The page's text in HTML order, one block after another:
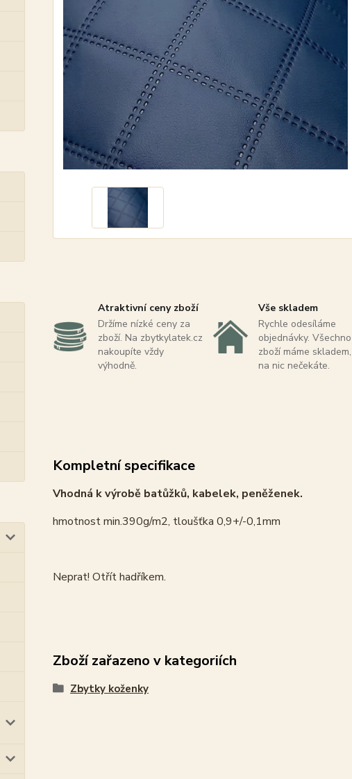
Atraktivní ceny zboží
Držíme nízké ceny za
zboží. Na zbytkylatek.cz
nakoupíte vždy
výhodně.
Vše skladem
Rychle odesíláme
objednávky. Všechno
zboží máme skladem,
na nic nečekáte.
Kompletní specifikace
Vhodná k výrobě batůžků, kabelek, peněženek.
hmotnost min.390g/m2, tloušťka 0,9+/-0,1mm
Neprat! Otřít hadříkem.
Zboží zařazeno v kategoriích
Zbytky koženky